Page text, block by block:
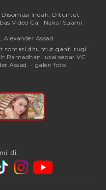
Disomasi Indah, Dituntut
Video Call Nakal Suami
Assad
somasi dituntut ganti rugi
Ramadhani usai sebar VC
Assad. - galeri foto
di: